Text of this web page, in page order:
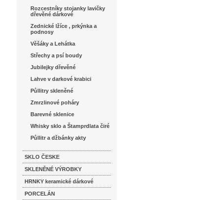
Rozcestníky stojanky lavičky
dřevěné dárkové
Zednické lžíce , prkýnka a
podnosy
Věšáky a Lehátka
Střechy a psí boudy
Jubilejky dřevěné
Lahve v darkové krabici
Půllitry skleněné
Zmrzlinové poháry
Barevné sklenice
Whisky sklo a Štamprdlata čiré
Půllitr a džbánky akty
SKLO ČESKE
SKLENĚNÉ VÝROBKY
HRNKY keramické dárkové
PORCELÁN